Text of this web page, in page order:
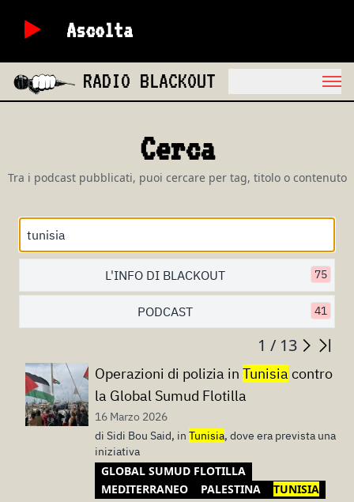
Ascolta
RADIO BLACKOUT
Cerca
Tra i podcast pubblicati, puoi cercare per tag, titolo o contenuto
L'INFO DI BLACKOUT 75
PODCAST 41
1 / 13
Operazioni di polizia in Tunisiacontro
la Global Sumud Flotilla
16 Marzo 2026
di Sidi Bou Said, in Tunisia, dove era prevista una
iniziativa
GLOBAL SUMUD FLOTILLA
MEDITERRANEO
PALESTINA TUNISIA